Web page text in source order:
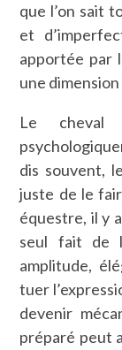
que l’on sait
et
apportée par
une
Le cheval
dis souvent,
juste de le
équestre, il y
seul fait de
amplitude,
tuer
devenir
préparé peut